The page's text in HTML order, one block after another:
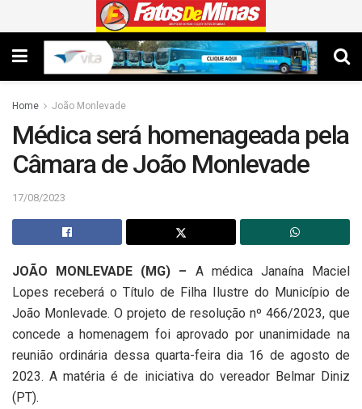
Home João Monlevade
Médica será homenageada pela
Câmara de João Monlevade
17/08/2023
JOÃO MONLEVADE (MG) – A médica Janaína Maciel
Lopes receberá o Título de Filha Ilustre do Município de
João Monlevade. O projeto de resolução nº 466/2023, que
concede a homenagem foi aprovado por unanimidade na
reunião ordinária dessa quarta-feira dia 16 de agosto de
2023. A matéria é de iniciativa do vereador Belmar Diniz
(PT).